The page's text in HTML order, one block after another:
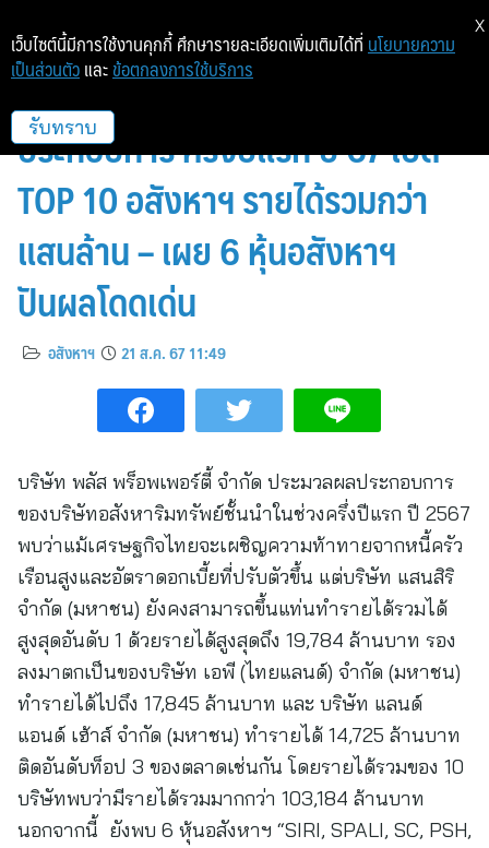
พลัส พร็อพเพอร์ตี้ ประมวลผล
ประกอบการ ครึ่งปีแรก ปี 67 เปิด
TOP 10 อสังหาฯ รายได้รวมกว่า
แสนล้าน – เผย 6 หุ้นอสังหาฯ
ปันผลโดดเด่น
อสังหาฯ 21 ส.ค. 67 11:49
บริษัท พลัส พร็อพเพอร์ตี้ จำกัด ประมวลผลประกอบการ
ของบริษัทอสังหาริมทรัพย์ชั้นนำในช่วงครึ่งปีแรก ปี 2567
พบว่าแม้เศรษฐกิจไทยจะเผชิญความท้าทายจากหนี้ครัว
เรือนสูงและอัตราดอกเบี้ยที่ปรับตัวขึ้น แต่บริษัท แสนสิริ
จำกัด (มหาชน) ยังคงสามารถขึ้นแท่นทำรายได้รวมได้
สูงสุดอันดับ 1 ด้วยรายได้สูงสุดถึง 19,784 ล้านบาท รอง
ลงมาตกเป็นของบริษัท เอพี (ไทยแลนด์) จำกัด (มหาชน)
ทำรายได้ไปถึง 17,845 ล้านบาท และ บริษัท แลนด์
แอนด์ เฮ้าส์ จำกัด (มหาชน) ทำรายได้ 14,725 ล้านบาท
ติดอันดับท็อป 3 ของตลาดเช่นกัน โดยรายได้รวมของ 10
บริษัทพบว่ามีรายได้รวมมากกว่า 103,184 ล้านบาท
นอกจากนี้ ยังพบ 6 หุ้นอสังหาฯ “SIRI, SPALI, SC, PSH,
เว็บไซต์นี้มีการใช้งานคุกกี้ ศึกษารายละเอียดเพิ่มเติมได้ที่ นโยบายความ
เป็นส่วนตัว และ ข้อตกลงการใช้บริการ
รับทราบ
X